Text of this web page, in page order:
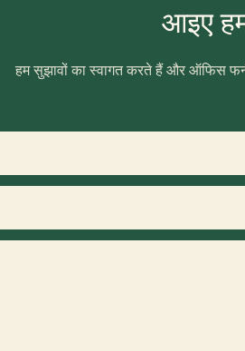
आइए
हम सुझावों का स्वागत करते हैं और ऑफिस